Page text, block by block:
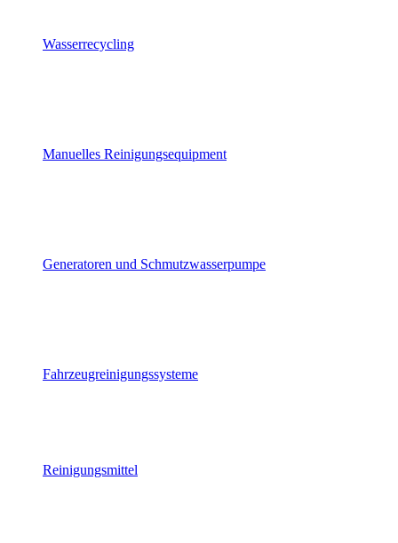
Wasserrecycling
Manuelles Reinigungsequipment
Generatoren und Schmutzwasserpumpe
Fahrzeugreinigungssysteme
Reinigungsmittel